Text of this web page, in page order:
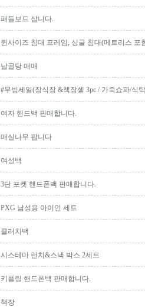
패들보드 삽니다.
퀸사이즈 침대 프레임, 싱글 침대(메트리스 포
납골당 매매
#무빙세일(장식장 &책장셑 3pc / 가죽쇼파/식
여자 핸드백 판매합니다.
매실나무 팝니다
여성백
3단 포켓 핸드폰백 판매합니다.
PXG 남성용 아이언 세트
클러치백
시스테마 런치&스낵 박스 2세트
키플링 핸드폰백 판매합니다.
책장